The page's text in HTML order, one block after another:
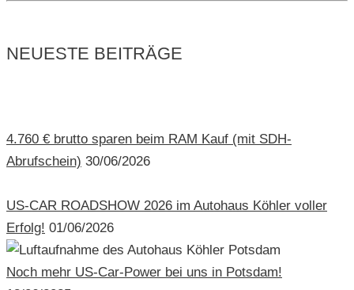
NEUESTE BEITRÄGE
4.760 € brutto sparen beim RAM Kauf (mit SDH-
Abrufschein) 30/06/2026
US-CAR ROADSHOW 2026 im Autohaus Köhler voller
Erfolg! 01/06/2026
Noch mehr US-Car-Power bei uns in Potsdam!